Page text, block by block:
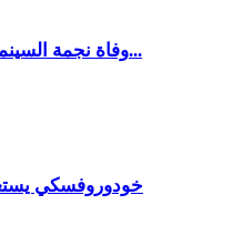
وفاة نجمة السينما الإيطالية كلوديا كاردينالي عن 87...
خودوروفسكي